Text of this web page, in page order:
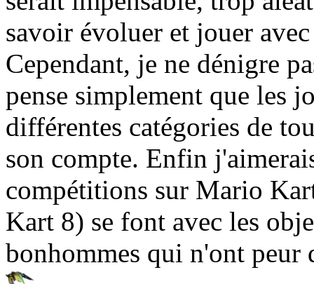
savoir évoluer et jouer
Cependant, je ne dénigre
pense simplement que les
différentes catégories de
son compte. Enfin
compétitions sur Mario
Kart 8) se font avec les
bonhommes qui n'ont peur